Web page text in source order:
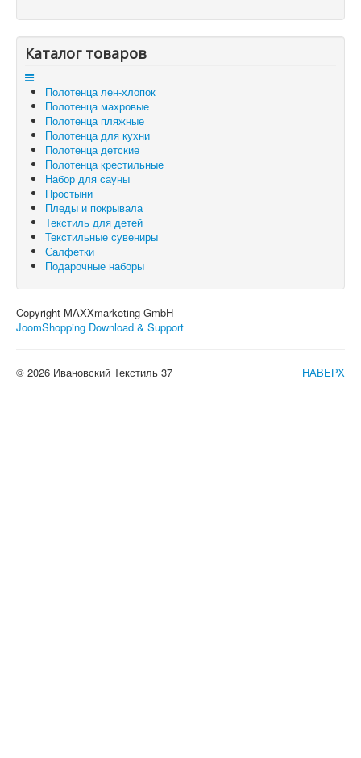
Каталог товаров
Полотенца лен-хлопок
Полотенца махровые
Полотенца пляжные
Полотенца для кухни
Полотенца детские
Полотенца крестильные
Набор для сауны
Простыни
Пледы и покрывала
Текстиль для детей
Текстильные сувениры
Салфетки
Подарочные наборы
Copyright MAXXmarketing GmbH
JoomShopping Download & Support
НАВЕРХ
© 2026 Ивановский Текстиль 37